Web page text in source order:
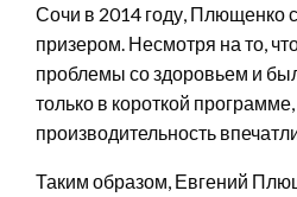
Сочи в 2014 году, Плющенко
призером. Несмотря на то,
проблемы со здоровьем и
только в короткой программе,
производительность
Таким образом, Евгений